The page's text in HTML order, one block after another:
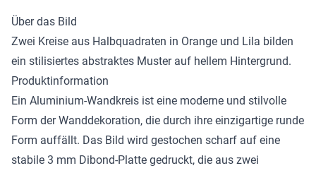
Über das Bild
Zwei Kreise aus Halbquadraten in Orange und Lila bilden
ein stilisiertes abstraktes Muster auf hellem Hintergrund.
Produktinformation
Ein Aluminium-Wandkreis ist eine moderne und stilvolle
Form der Wanddekoration, die durch ihre einzigartige runde
Form auffällt. Das Bild wird gestochen scharf auf eine
stabile 3 mm Dibond-Platte gedruckt, die aus zwei